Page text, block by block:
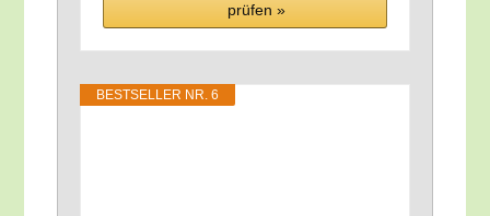
prü­fen »
BEST­SEL­LER NR. 6